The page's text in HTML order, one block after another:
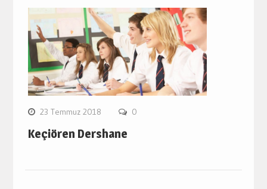
23 Temmuz 2018 0
Keçiören Dershane